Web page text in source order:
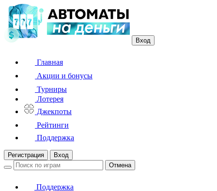
Вход
Главная
Акции и бонусы
Турниры
Лотерея
Джекпоты
Рейтинги
Поддержка
Регистрация
Вход
Отмена
Поддержка